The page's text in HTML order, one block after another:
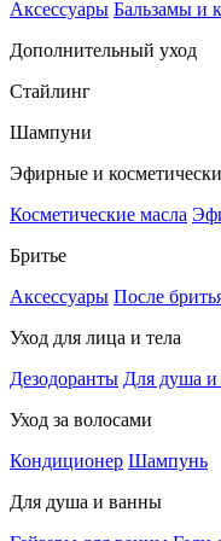
Аксессуары Бальзамы и
Дополнительный уход
Стайлинг
Шампуни
Эфирные и
Косметические масла
Бритье
Аксессуары После
Уход для лица и тела
Дезодоранты Для душа
Уход за волосами
Кондиционер Шампунь
Для душа и ванны